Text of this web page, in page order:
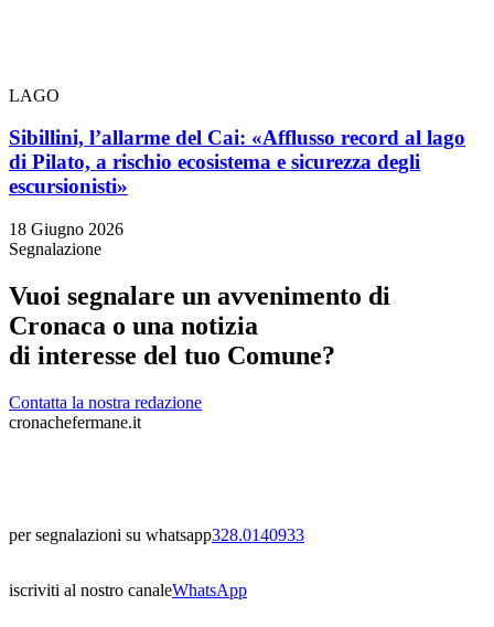
LAGO
Sibillini, l’allarme del Cai: «Afflusso record al lago
di Pilato, a rischio ecosistema e sicurezza degli
escursionisti»
18 Giugno 2026
Segnalazione
Vuoi segnalare un avvenimento di
Cronaca o una notizia
di interesse del tuo Comune?
Contatta la nostra redazione
cronachefermane.it
per segnalazioni su whatsapp328.0140933
iscriviti al nostro canaleWhatsApp